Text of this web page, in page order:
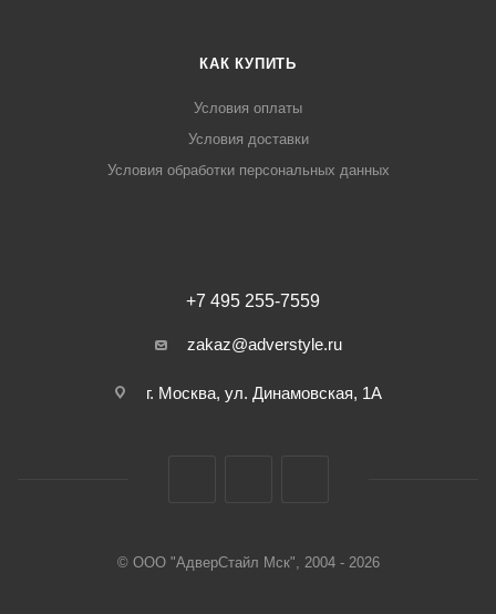
КАК КУПИТЬ
Условия оплаты
Условия доставки
Условия обработки персональных данных
+7 495 255-7559
zakaz@adverstyle.ru
г. Москва, ул. Динамовская, 1А
© ООО "АдверСтайл Мск", 2004 - 2026